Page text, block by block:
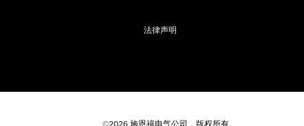
法律声明
©2026 施恩禧电气公司，版权所有。